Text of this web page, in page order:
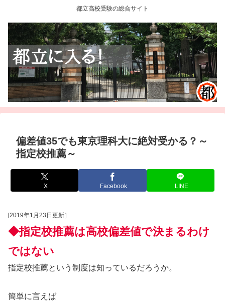
都立高校受験の総合サイト
偏差値35でも東京理科大に絶対受かる？～
指定校推薦～
X Facebook LINE
[2019年1月23日更新］
◆指定校推薦は高校偏差値で決まるわけ
ではない
指定校推薦という制度は知っているだろうか。
簡単に言えば